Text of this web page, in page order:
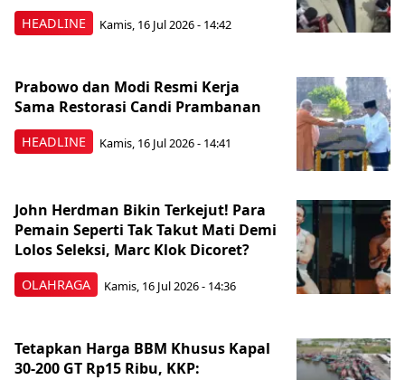
HEADLINE Kamis, 16 Jul 2026 - 14:42
HEADLINE
Prabowo dan Modi Resmi Kerja
Sama Restorasi Candi Prambanan
Kamis, 16 Jul 2026 - 14:41
OLAHRAGA
John Herdman Bikin Terkejut! Para
Pemain Seperti Tak Takut Mati Demi
Lolos Seleksi, Marc Klok Dicoret?
Kamis, 16 Jul 2026 - 14:36
Tetapkan Harga BBM Khusus Kapal
30-200 GT Rp15 Ribu, KKP: